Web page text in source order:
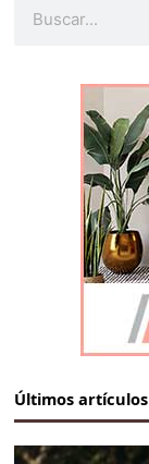
Últimos artículos